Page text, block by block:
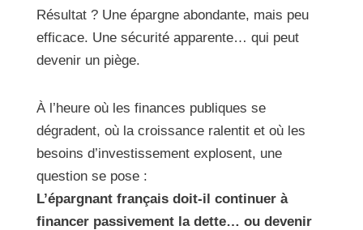
Résultat ? Une épargne abondante, mais peu
efficace. Une sécurité apparente… qui peut
devenir un piège.
À l’heure où les finances publiques se
dégradent, où la croissance ralentit et où les
besoins d’investissement explosent, une
question se pose :
L’épargnant français doit-il continuer à
financer passivement la dette… ou devenir